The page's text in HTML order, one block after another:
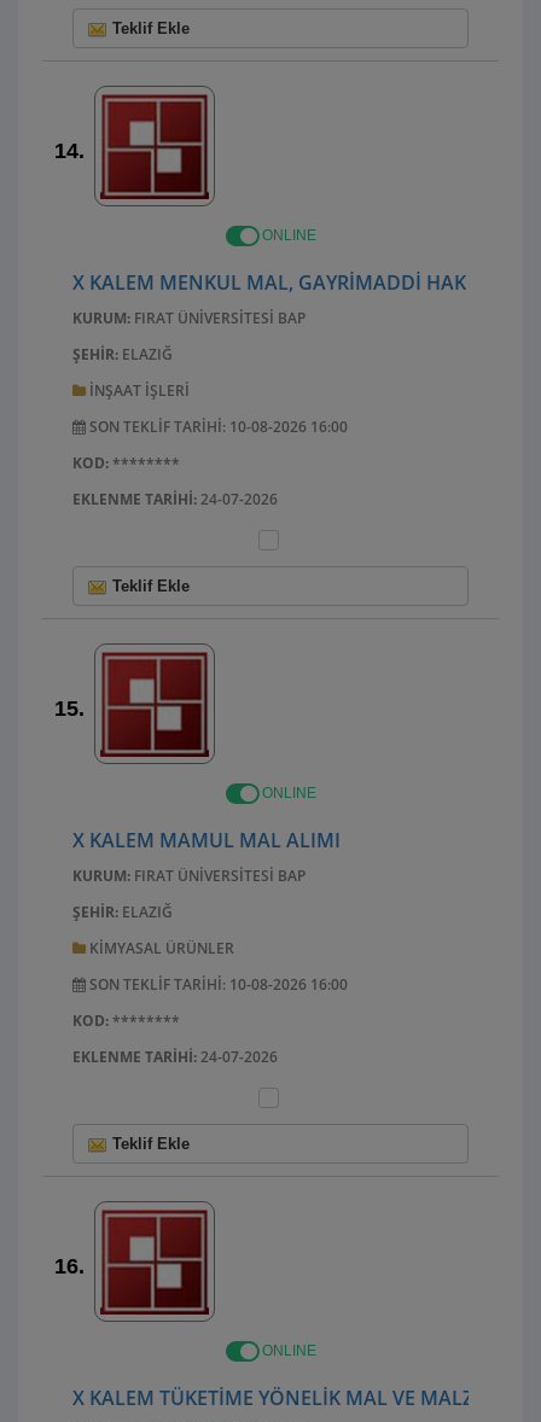
Teklif Ekle
14.
ONLINE
X KALEM MENKUL MAL, GAYRIMADDI HAK ALIM,
KURUM: FIRAT ÜNIVERSITESI BAP
ŞEHIR: ELAZIĞ
İNŞAAT IŞLERI
SON TEKLIF TARIHI: 10-08-2026 16:00
KOD:********
EKLENME TARIHI:24-07-2026
Teklif Ekle
15.
ONLINE
X KALEM MAMUL MAL ALIMI
KURUM: FIRAT ÜNIVERSITESI BAP
ŞEHIR: ELAZIĞ
KIMYASAL ÜRÜNLER
SON TEKLIF TARIHI: 10-08-2026 16:00
KOD:********
EKLENME TARIHI:24-07-2026
Teklif Ekle
16.
ONLINE
X KALEM TÜKETIME YÖNELIK MAL VE MALZEME